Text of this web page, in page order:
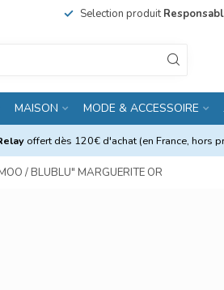
Selection produit
MAISON MODE & ACCESSOIRE
offert dès 120€ d'achat (en France, hors
/ BLUBLU" MARGUERITE OR